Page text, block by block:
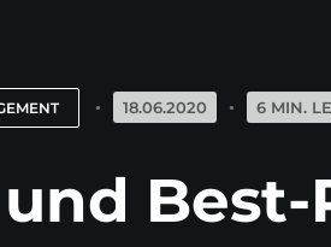
18.06.2020 6 MIN.
Best-